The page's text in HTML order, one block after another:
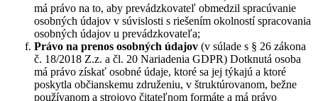
má právo na to, aby prevádzkovateľ obmedzil spracúvanie
osobných údajov v súvislosti s riešením okolností spracovania
osobných údajov u prevádzkovateľa;
Právo na prenos osobných údajov (v súlade s § 26 zákona
č. 18/2018 Z.z. a čl. 20 Nariadenia GDPR) Dotknutá osoba
má právo získať osobné údaje, ktoré sa jej týkajú a ktoré
poskytla občianskemu združeniu, v štruktúrovanom, bežne
používanom a strojovo čitateľnom formáte a má právo